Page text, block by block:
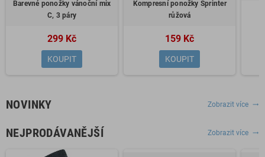
Barevné ponožky vánoční mix
C, 3 páry
299 Kč
KOUPIT
Kompresní ponožky Sprinter
růžová
159 Kč
KOUPIT
NOVINKY Zobrazit více trending_flat
NEJPRODÁVANĚJŠÍ Zobrazit více trending_flat